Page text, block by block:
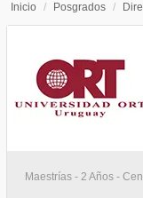
Inicio / Posgrados /
Maestrías - 2 Años -